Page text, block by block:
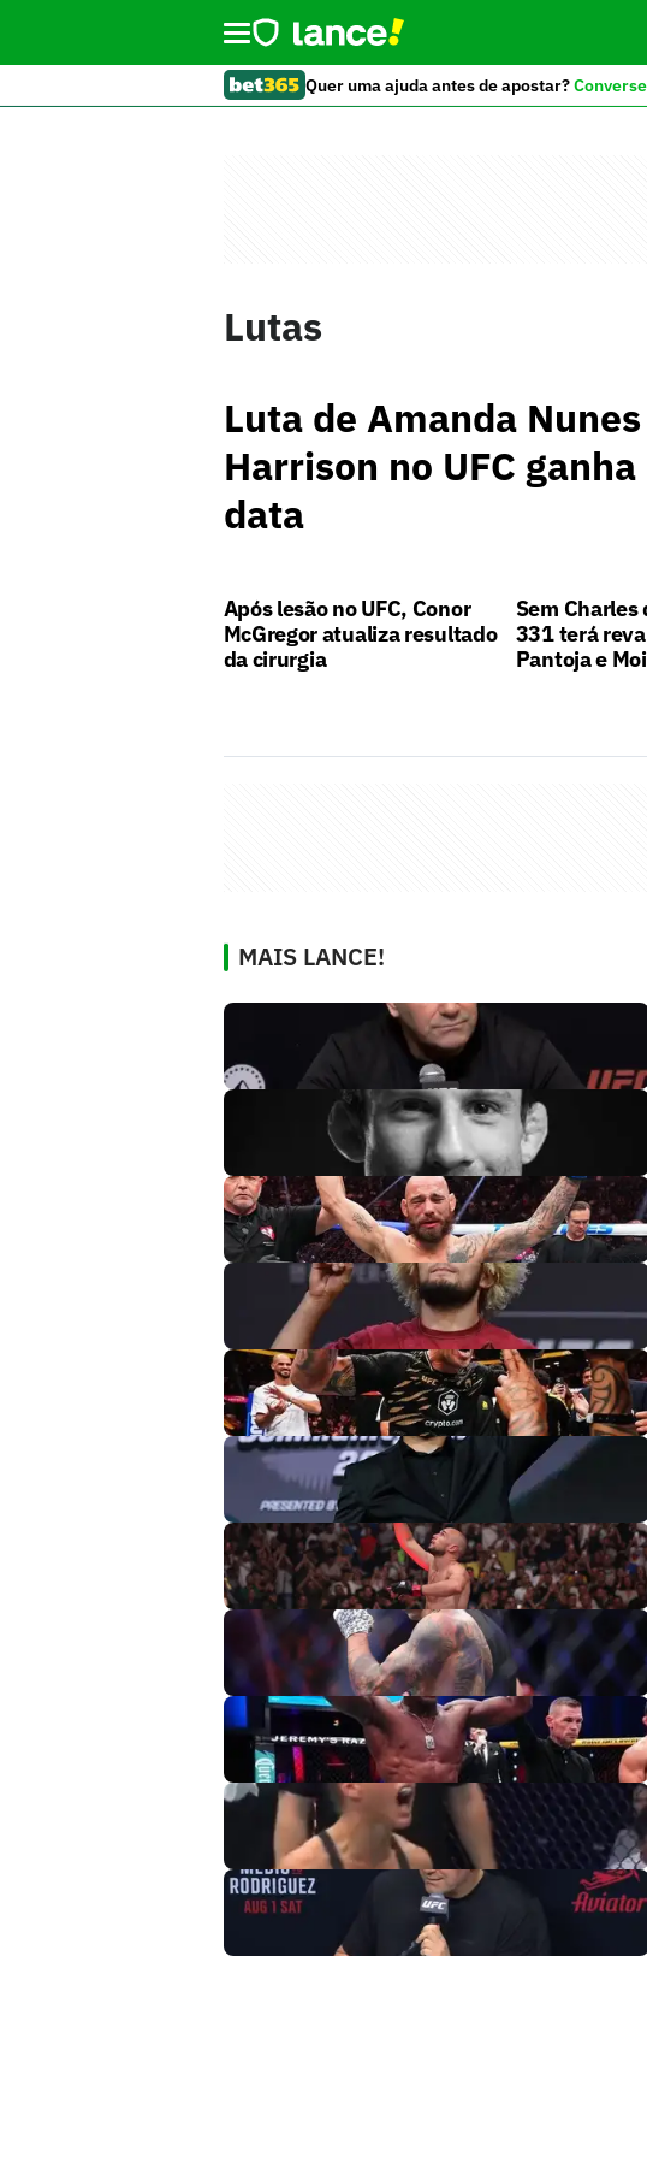
Quer uma ajuda antes de apostar?
Lutas
Luta de Amanda
Harrison no UFC
data
Após lesão no UFC, Conor
McGregor atualiza resultado
da cirurgia
Sem Charles
331 terá
Pantoja e
MAIS LANCE!